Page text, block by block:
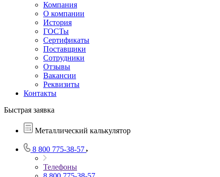
Компания
О компании
История
ГОСТы
Сертификаты
Поставщики
Сотрудники
Отзывы
Вакансии
Реквизиты
Контакты
Быстрая заявка
Металлический калькулятор
8 800 775-38-57
Телефоны